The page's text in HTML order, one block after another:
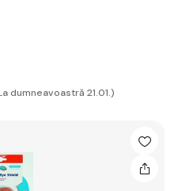
dumneavoastră 21.01.)